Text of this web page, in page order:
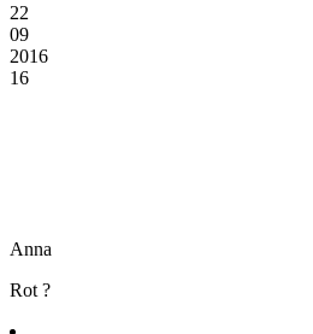
22
09
2016
16
Anna
Rot ?